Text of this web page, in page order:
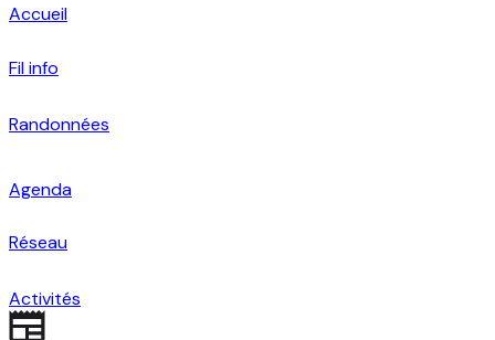
Accueil
Fil info
Randonnées
Agenda
Réseau
Activités